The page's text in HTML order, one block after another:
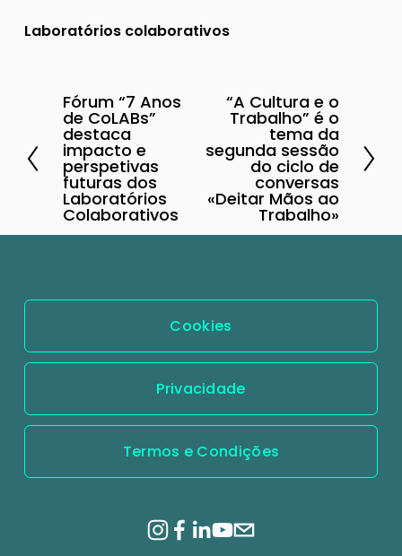
Laboratórios colaborativos
A
n
t
e
r
i
Fórum “7 Anos
de CoLABs”
destaca
impacto e
perspetivas
futuras dos
Laboratórios
Colaborativos
ó
m
“A Cultura e o
Trabalho” é o
tema da
segunda sessão
do ciclo de
conversas
«Deitar Mãos ao
Trabalho»
Cookies
Privacidade
Termos e Condições